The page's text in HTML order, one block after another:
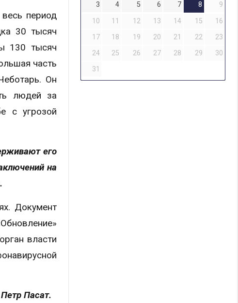
период
30 тысяч
130 тысяч
часть
Он
людей за
с угрозой
его
на
Документ
власти
Пасат.
3
4 5 6 7 8
9
10
11 12 13 14 15
16
17
18 19 20 21 22
23
24
25 26 27 28 29
30
31